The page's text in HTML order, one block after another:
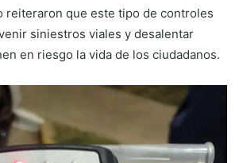
reiteraron que este tipo de controles
siniestros viales y desalentar
en riesgo la vida de los ciudadanos.